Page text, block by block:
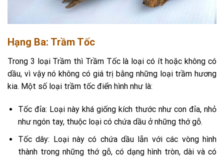
Hạng Ba: Trầm Tốc
Trong 3 loại Trầm thì Trầm Tốc là loại có ít hoặc không có
dầu, vì vậy nó không có giá trị bằng những loại trầm hương
kia. Một số loại trầm tốc điển hình như là:
Tốc đỉa: Loại này khá giống kích thước như con đỉa, nhỏ
như ngón tay, thuộc loại có chứa dầu ở những thớ gỗ.
Tốc dây: Loại này có chứa dầu lẫn với các vòng hình
thành trong những thớ gỗ, có dạng hình tròn, dài và có